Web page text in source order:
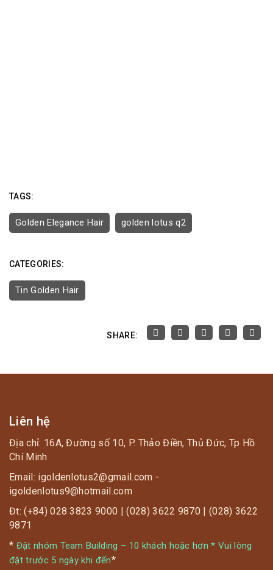
TAGS:
Golden Elegance Hair golden lotus q2
CATEGORIES:
Tin Golden Hair
SHARE:
Liên hệ
Địa chỉ: 16A, Đường số 10, P. Thảo Điền, Thủ Đức, Tp Hồ
Chí Minh
Email: igoldenlotus2@gmail.com -
igoldenlotus9@hotmail.com
Đt: (+84) 028 3823 9000 | (028) 3622 9870 | (028) 3622
9871
* Đặt nhóm Team Building – 10 khách hoặc hơn * Vui lòng
đặt trước 5 ngày khi đến*